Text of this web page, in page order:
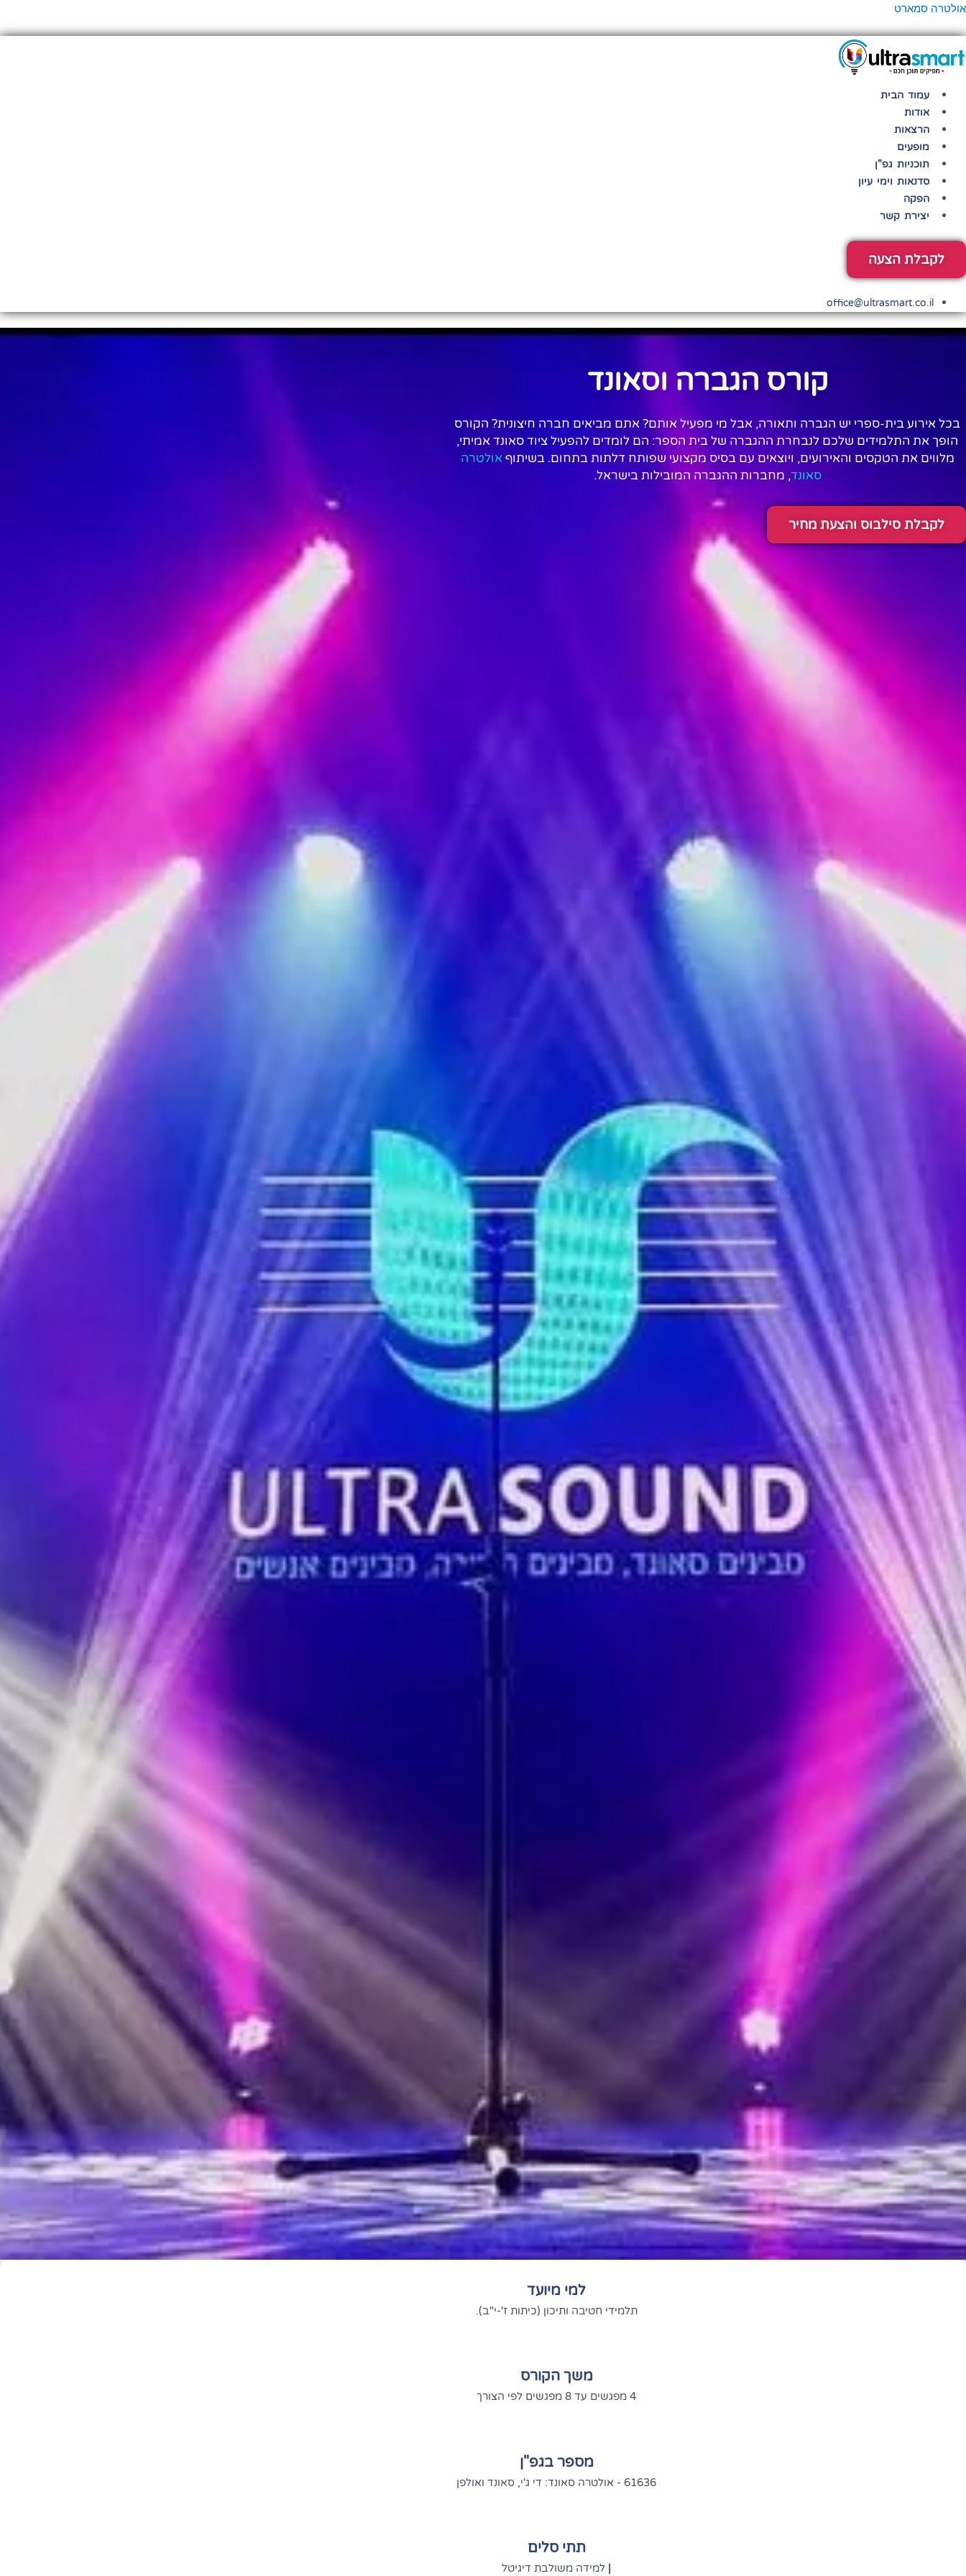
דילוג
אולטרה סמארט
תפריט
עמוד הבית
אודות
הרצאות
מופעים
תוכניות גפ"ן
סדנאות וימי עיון
הפקה
יצירת קשר
לקבלת הצעה
office@ultrasmart.co.il
קורס הגברה וסאונד
בכל אירוע בית-ספרי יש הגברה ותאורה, אבל מי מפעיל אותם? אתם מביאים חברה חיצונית? הקורס
הופך את התלמידים שלכם לנבחרת ההגברה של בית הספר: הם לומדים להפעיל ציוד סאונד אמיתי,
מלווים את הטקסים והאירועים, ויוצאים עם בסיס מקצועי שפותח דלתות בתחום. בשיתוף אולטרה
סאונד, מחברות ההגברה המובילות בישראל.
לקבלת סילבוס והצעת מחיר
למי מיועד
תלמידי חטיבה ותיכון (כיתות ז'-י"ב).
משך הקורס
4 מפגשים עד 8 מפגשים לפי הצורך
מספר בגפ"ן
61636 - אולטרה סאונד: די ג'י, סאונד ואולפן
תתי סלים
| למידה משולבת דיגיטל